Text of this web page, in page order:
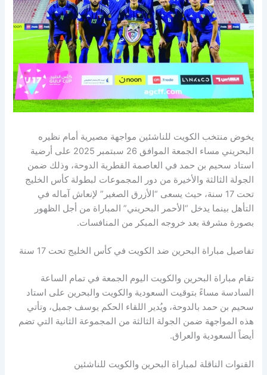
يخوض منتخب الكويت للناشئين مواجهة مصيرية أمام نظيره
البحريني مساء الجمعة الموافق 26 سبتمبر 2025 على أرضية
استاد سحيم بن حمد في العاصمة القطرية الدوحة، وذلك ضمن
الجولة الثالثة والأخيرة من دور المجموعات لبطولة كأس الخليج
تحت 17 سنة، حيث يسعى “الأزرق الصغير” لإنعاش آماله في
التأهل بينما يدخل “الأحمر البحريني” المباراة من أجل الظهور
بصورة مشرفة بعد خروجه المبكر من المنافسات.
تفاصيل مباراة البحرين ضد الكويت في كأس الخليج تحت 17 سنة
تقام مباراة البحرين والكويت اليوم الجمعة في تمام الساعة
السادسة مساءً بتوقيت السعودية والكويت والبحرين على استاد
سحيم بن حمد بالدوحة، ويُدير اللقاء الحكم يوسف جميل، وتأتي
هذه المواجهة ضمن الجولة الثالثة من المجموعة الثانية التي تضم
أيضاً السعودية والعراق.
القنوات الناقلة لمباراة البحرين والكويت للناشئين